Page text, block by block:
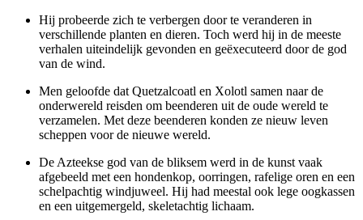
Hij probeerde zich te verbergen door te veranderen in
verschillende planten en dieren. Toch werd hij in de meeste
verhalen uiteindelijk gevonden en geëxecuteerd door de god
van de wind.
Men geloofde dat Quetzalcoatl en Xolotl samen naar de
onderwereld reisden om beenderen uit de oude wereld te
verzamelen. Met deze beenderen konden ze nieuw leven
scheppen voor de nieuwe wereld.
De Azteekse god van de bliksem werd in de kunst vaak
afgebeeld met een hondenkop, oorringen, rafelige oren en een
schelpachtig windjuweel. Hij had meestal ook lege oogkassen
en een uitgemergeld, skeletachtig lichaam.